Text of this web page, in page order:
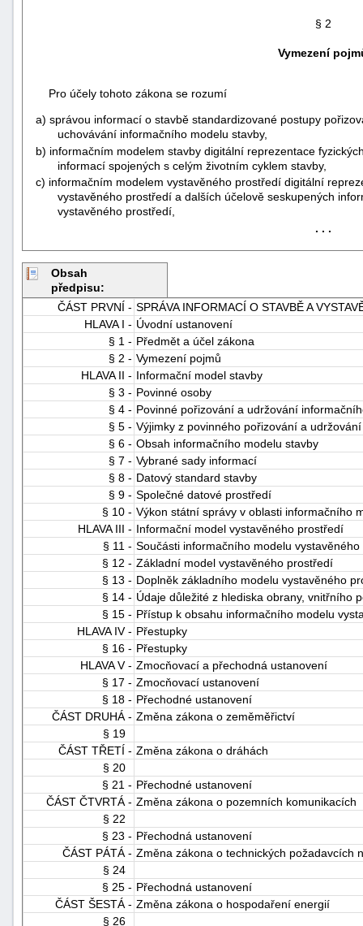
§ 2
Vymezení
Pro účely tohoto zákona se rozumí
a) správou informací o stavbě standardizované postupy
uchovávání informačního modelu stavby,
b) informačním modelem stavby digitální reprezentace
informací spojených s celým životním cyklem stavby,
c) informačním modelem vystavěného prostředí digitální
vystavěného prostředí a dalších účelově seskupených
vystavěného prostředí,
. . .
Obsah
předpisu:
ČÁST PRVNÍ - SPRÁVA INFORMACÍ O STAVBĚ A
HLAVA I - Úvodní ustanovení
§ 1 - Předmět a účel zákona
§ 2 - Vymezení pojmů
HLAVA II - Informační model stavby
§ 3 - Povinné osoby
§ 4 - Povinné pořizování a udržování
§ 5 - Výjimky z povinného pořizování a
§ 6 - Obsah informačního modelu stavby
§ 7 - Vybrané sady informací
§ 8 - Datový standard stavby
§ 9 - Společné datové prostředí
§ 10 - Výkon státní správy v oblasti informačního
HLAVA III - Informační model vystavěného prostředí
§ 11 - Součásti informačního modelu
§ 12 - Základní model vystavěného prostředí
§ 13 - Doplněk základního modelu vystavěného
§ 14 - Údaje důležité z hlediska obrany, vnitřního
§ 15 - Přístup k obsahu informačního modelu
HLAVA IV - Přestupky
§ 16 - Přestupky
HLAVA V - Zmocňovací a přechodná ustanovení
§ 17 - Zmocňovací ustanovení
§ 18 - Přechodné ustanovení
ČÁST DRUHÁ - Změna zákona o zeměměřictví
§ 19
ČÁST TŘETÍ - Změna zákona o dráhách
§ 20
§ 21 - Přechodné ustanovení
ČÁST ČTVRTÁ - Změna zákona o pozemních komunikacích
§ 22
§ 23 - Přechodná ustanovení
ČÁST PÁTÁ - Změna zákona o technických požadavcích
§ 24
§ 25 - Přechodná ustanovení
ČÁST ŠESTÁ - Změna zákona o hospodaření energií
§ 26
+náhrady
-
"náhradě
škod"